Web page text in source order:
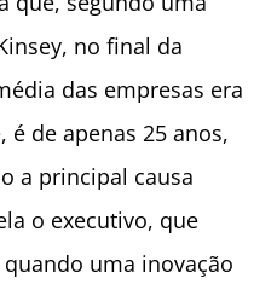
no final da
das empresas era
é de apenas 25 anos,
a principal causa
o executivo, que
uma inovação